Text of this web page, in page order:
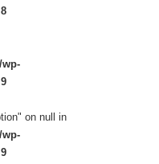
8
9
on null in
9